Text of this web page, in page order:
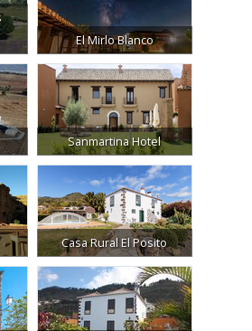
El Mirlo Blanco
Sanmartina Hotel
Casa Rural El Posito